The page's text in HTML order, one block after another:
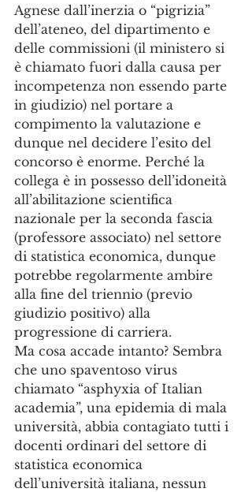
Agnese dall’inerzia o “pigrizia”
dell’ateneo, del dipartimento e
delle commissioni (il ministero si
è chiamato fuori dalla causa per
incompetenza non essendo parte
in giudizio) nel portare a
compimento la valutazione e
dunque nel decidere l’esito del
concorso è enorme. Perché la
collega è in possesso dell’idoneità
all’abilitazione scientifica
nazionale per la seconda fascia
(professore associato) nel settore
di statistica economica, dunque
potrebbe regolarmente ambire
alla fine del triennio (previo
giudizio positivo) alla
progressione di carriera.
Ma cosa accade intanto? Sembra
che uno spaventoso virus
chiamato “asphyxia of Italian
academia”, una epidemia di mala
università, abbia contagiato tutti i
docenti ordinari del settore di
statistica economica
dell’università italiana, nessun